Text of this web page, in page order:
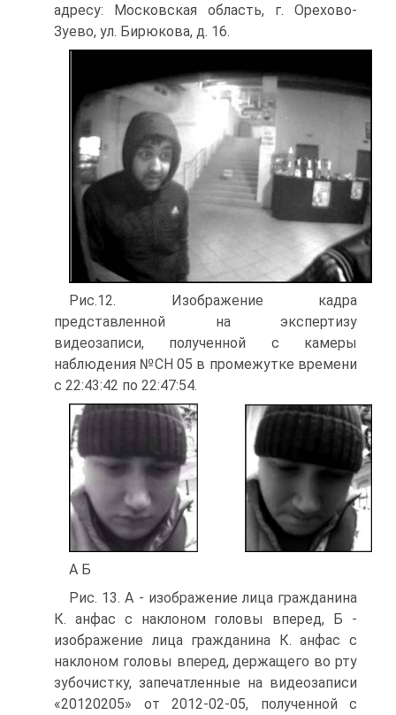
адресу: Московская область, г. Орехово-
Зуево, ул. Бирюкова, д. 16.
Рис.12. Изображение кадра
представленной на экспертизу
видеозаписи, полученной с камеры
наблюдения №CH 05 в промежутке времени
с 22:43:42 по 22:47:54.
А Б
Рис. 13. А - изображение лица гражданина
К. анфас с наклоном головы вперед, Б -
изображение лица гражданина К. анфас с
наклоном головы вперед, держащего во рту
зубочистку, запечатленные на видеозаписи
«20120205» от 2012-02-05, полученной с